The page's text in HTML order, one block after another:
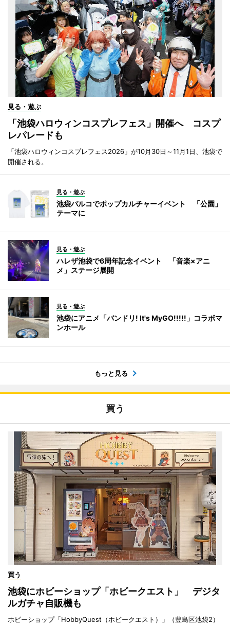
見る・遊ぶ
「池袋ハロウィンコスプレフェス」開催へ コスプ
レパレードも
「池袋ハロウィンコスプレフェス2026」が10月30日～11月1日、池袋で
開催される。
見る・遊ぶ
池袋パルコでポップカルチャーイベント 「公園」
テーマに
見る・遊ぶ
ハレザ池袋で6周年記念イベント 「音楽×アニ
メ」ステージ展開
見る・遊ぶ
池袋にアニメ「バンドリ! It's MyGO!!!!!」コラボマ
ンホール
もっと見る
買う
買う
池袋にホビーショップ「ホビークエスト」 デジタ
ルガチャ自販機も
ホビーショップ「HobbyQuest（ホビークエスト）」（豊島区池袋2）